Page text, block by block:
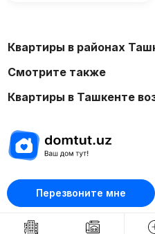
Перезвоните мне
Квартиры в районах
Смотрите также
Квартиры в Ташкенте
Отдел рекламы
+998 (78) 113-20-86
+998 (93) 390-30-10